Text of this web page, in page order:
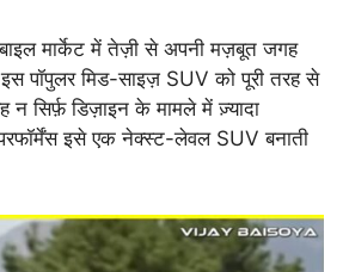
मार्केट में तेज़ी से अपनी मज़बूत जगह
पॉपुलर मिड-साइज़ SUV को पूरी तरह से
सिर्फ़ डिज़ाइन के मामले में ज़्यादा
इसे एक नेक्स्ट-लेवल SUV बनाती